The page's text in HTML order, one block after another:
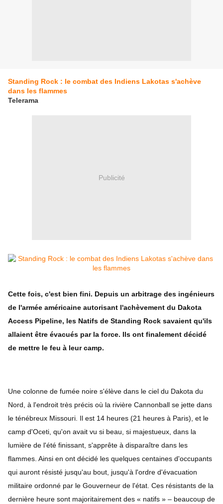
Standing Rock : le combat des Indiens Lakotas s'achève
dans les flammes
Telerama
Publicité
Cette fois, c'est bien fini. Depuis un arbitrage des ingénieurs
de l'armée américaine autorisant l'achèvement du Dakota
Access Pipeline, les Natifs de Standing Rock savaient qu'ils
allaient être évacués par la force. Ils ont finalement décidé
de mettre le feu à leur camp.
Une colonne de fumée noire s'élève dans le ciel du Dakota du
Nord, à l'endroit très précis où la rivière Cannonball se jette dans
le ténébreux Missouri. Il est 14 heures (21 heures à Paris), et le
camp d'Oceti, qu'on avait vu si beau, si majestueux, dans la
lumière de l'été finissant, s'apprête à disparaître dans les
flammes. Ainsi en ont décidé les quelques centaines d'occupants
qui auront résisté jusqu'au bout, jusqu'à l'ordre d'évacuation
militaire ordonné par le Gouverneur de l'état. Ces résistants de la
dernière heure sont majoritairement des « natifs » – beaucoup de